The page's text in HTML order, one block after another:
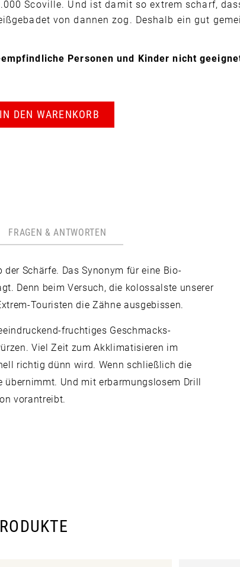
Scoville. Und ist damit so extrem scharf,
von dannen zog. Deshalb ein gut
Personen und Kinder nicht
IN DEN WARENKORB
FRAGEN & ANTWORTEN
Schärfe. Das Synonym für eine Bio-
Denn beim Versuch, die kolossalste unserer
Touristen die Zähne ausgebissen.
fruchtiges Geschmacks-
Viel Zeit zum Akklimatisieren im
richtig dünn wird. Wenn schließlich die
übernimmt. Und mit erbarmungslosem Drill
vorantreibt.